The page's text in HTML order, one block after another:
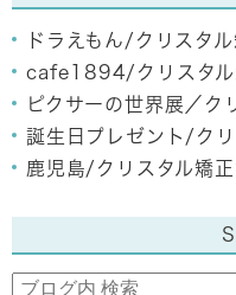
ドラえもん/クリスタ
cafe1894/クリスタル
ピクサーの世界展／ク
誕生日プレゼント/ク
鹿児島/クリスタル矯